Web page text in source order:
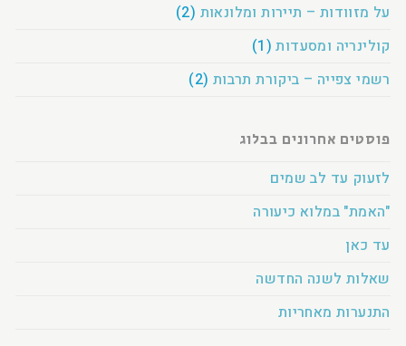
על מזוודות – תיירות ומלונאות (2)
קולינריה ומסעדות (1)
רשמי צפייה – ביקורת תרבות (2)
פוסטים אחרונים בבלוג
לזעוק עד לב שמים
"האמת" במלוא כיעורה
עד כאן
שאלות לשנה החדשה
התנערות מאחריות